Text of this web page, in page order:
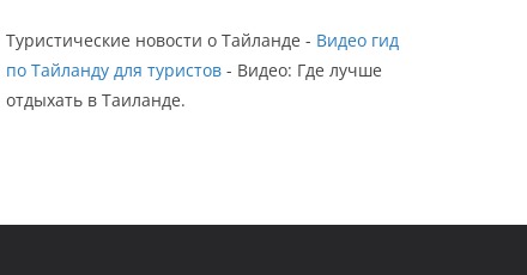
Туристические новости о Тайланде - Видео гид
по Тайланду для туристов - Видео: Где лучше
отдыхать в Таиланде.